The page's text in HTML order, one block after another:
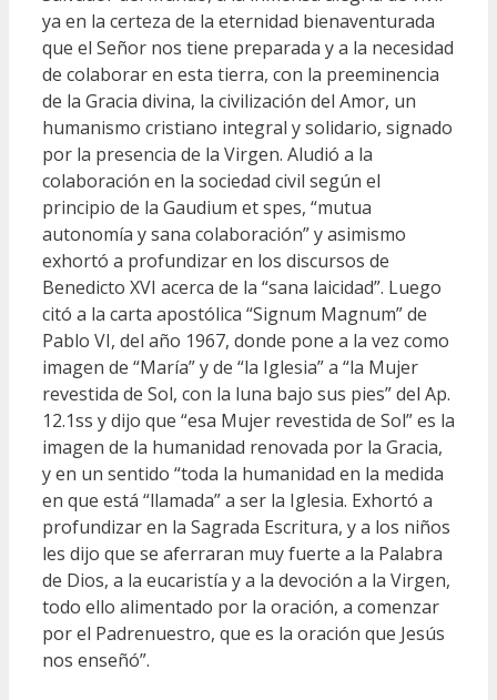
ya en la certeza de la eternidad bienaventurada
que el Señor nos tiene preparada y a la necesidad
de colaborar en esta tierra, con la preeminencia
de la Gracia divina, la civilización del Amor, un
humanismo cristiano integral y solidario, signado
por la presencia de la Virgen. Aludió a la
colaboración en la sociedad civil según el
principio de la Gaudium et spes, “mutua
autonomía y sana colaboración” y asimismo
exhortó a profundizar en los discursos de
Benedicto XVI acerca de la “sana laicidad”. Luego
citó a la carta apostólica “Signum Magnum” de
Pablo VI, del año 1967, donde pone a la vez como
imagen de “María” y de “la Iglesia” a “la Mujer
revestida de Sol, con la luna bajo sus pies” del Ap.
12.1ss y dijo que “esa Mujer revestida de Sol” es la
imagen de la humanidad renovada por la Gracia,
y en un sentido “toda la humanidad en la medida
en que está “llamada” a ser la Iglesia. Exhortó a
profundizar en la Sagrada Escritura, y a los niños
les dijo que se aferraran muy fuerte a la Palabra
de Dios, a la eucaristía y a la devoción a la Virgen,
todo ello alimentado por la oración, a comenzar
por el Padrenuestro, que es la oración que Jesús
nos enseñó”.